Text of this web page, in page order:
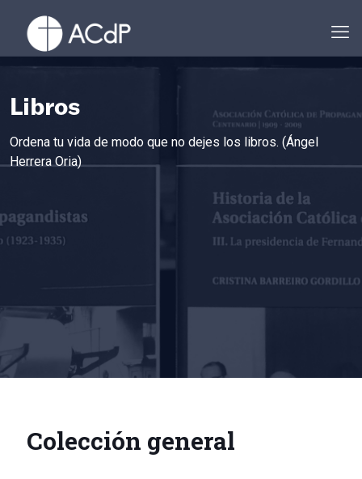
Libros
Ordena tu vida de modo que no dejes los libros. (Ángel
Herrera Oria)
Colección general